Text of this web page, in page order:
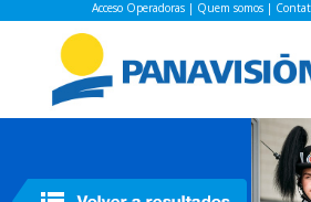
Acceso Operadoras| Quem somos|